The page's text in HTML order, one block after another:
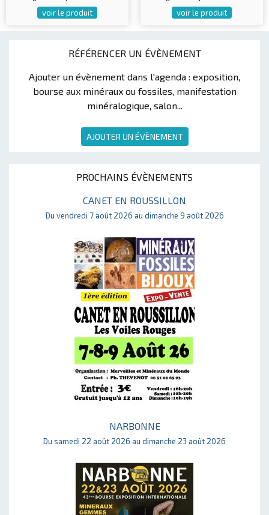
RÉFÉRENCER UN ÉVÈNEMENT
Ajouter un évènement dans l'agenda : exposition,
bourse aux minéraux ou fossiles, manifestation
minéralogique, salon...
AJOUTER UN ÉVÈNEMENT
PROCHAINS ÉVÈNEMENTS
CANET EN ROUSSILLON
Du vendredi 7 août 2026 au dimanche 9 août 2026
NARBONNE
Du samedi 22 août 2026 au dimanche 23 août 2026
voir le produit voir le produit